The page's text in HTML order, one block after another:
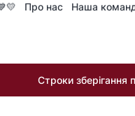
Про нас Наша
Строки зберігання